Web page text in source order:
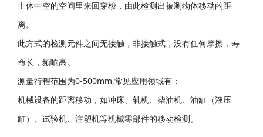
主体中空的空间里来回穿梭，由此检测出被测物体移动的距
离。
此方式的检测元件之间无接触，非接触式，没有任何摩擦，寿
命长，频响高。
测量行程范围为0-500mm,常见应用领域有：
机械设备的距离移动，如冲床、轧机、柴油机、油缸（液压
缸）、试验机、注塑机等机械零部件的移动检测。